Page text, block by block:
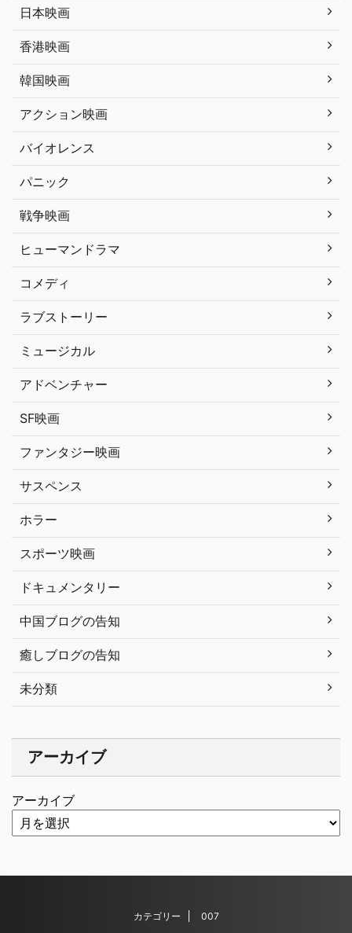
日本映画
香港映画
韓国映画
アクション映画
バイオレンス
パニック
戦争映画
ヒューマンドラマ
コメディ
ラブストーリー
ミュージカル
アドベンチャー
SF映画
ファンタジー映画
サスペンス
ホラー
スポーツ映画
ドキュメンタリー
中国ブログの告知
癒しブログの告知
未分類
アーカイブ
アーカイブ
カテゴリー 007